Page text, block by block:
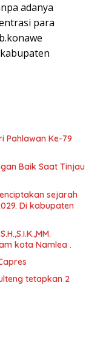
adanya
para
Pahlawan Ke-79
Baik Saat Tinjau
sejarah
Di kabupaten
kota Namlea .
tetapkan 2